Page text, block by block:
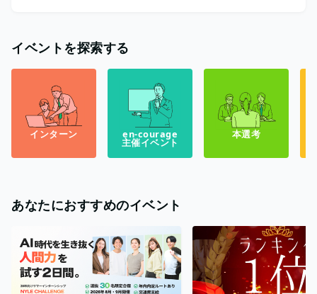
イベントを探索する
インターン en-courage
主催イベント
本選考
あなたにおすすめのイベント